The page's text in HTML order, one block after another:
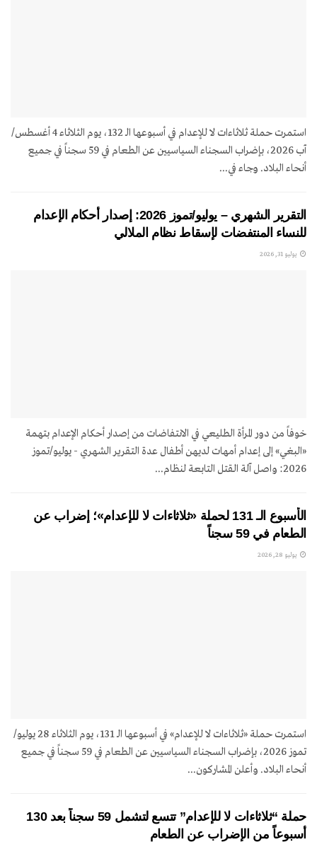
استمرت حملة ثلاثاءات لا للإعدام في أسبوعها الـ 132، يوم الثلاثاء 4 أغسطس/
آب 2026، بإضراب السجناء السياسيين عن الطعام في 59 سجناً في جميع
أنحاء البلاد. وجاء في...
التقرير الشهري – يوليو/تموز 2026: إصدار أحكام الإعدام
للنساء المنتفضات لإسقاط نظام الملالي
يوليو 31, 2026
خوفاً من دور المرأة الطليعي في الانتفاضات من إصدار أحكام الإعدام بتهمة
«البغي» إلى إعدام أمهات لديهن أطفال عدة التقرير الشهري - يوليو/تموز
2026: واصل آلة القتل التابعة لنظام...
الأسبوع الـ 131 لحملة «ثلاثاءات لا للإعدام»؛ إضراب عن
الطعام في 59 سجناً
يوليو 28, 2026
استمرت حملة «ثلاثاءات لا للإعدام» في أسبوعها الـ 131، يوم الثلاثاء 28 يوليو/
تموز 2026، بإضراب السجناء السياسيين عن الطعام في 59 سجناً في جميع
أنحاء البلاد. وأعلن المشاركون...
حملة “ثلاثاءات لا للإعدام” تتسع لتشمل 59 سجناً بعد 130
أسبوعاً من الإضراب عن الطعام